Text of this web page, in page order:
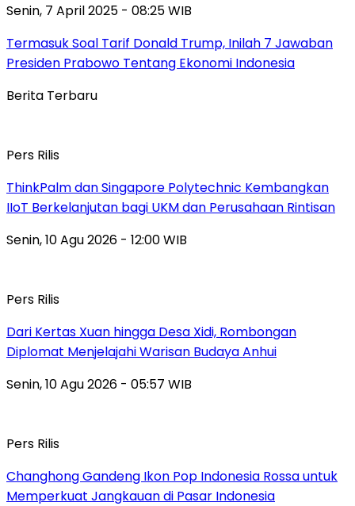
Senin, 7 April 2025 - 08:25 WIB
Termasuk Soal Tarif Donald Trump, Inilah 7 Jawaban
Presiden Prabowo Tentang Ekonomi Indonesia
Berita Terbaru
Pers Rilis
ThinkPalm dan Singapore Polytechnic Kembangkan
IIoT Berkelanjutan bagi UKM dan Perusahaan Rintisan
Senin, 10 Agu 2026 - 12:00 WIB
Pers Rilis
Dari Kertas Xuan hingga Desa Xidi, Rombongan
Diplomat Menjelajahi Warisan Budaya Anhui
Senin, 10 Agu 2026 - 05:57 WIB
Pers Rilis
Changhong Gandeng Ikon Pop Indonesia Rossa untuk
Memperkuat Jangkauan di Pasar Indonesia